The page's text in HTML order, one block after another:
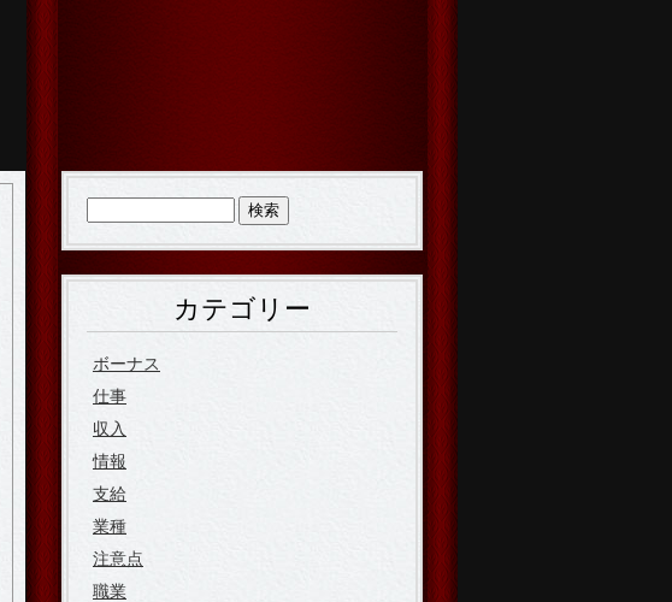
カテゴリー
ボーナス
仕事
収入
情報
支給
業種
注意点
職業